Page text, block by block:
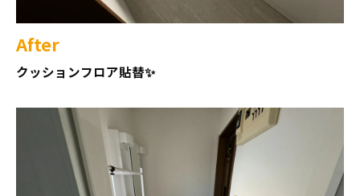
After
クッションフロア貼替✨